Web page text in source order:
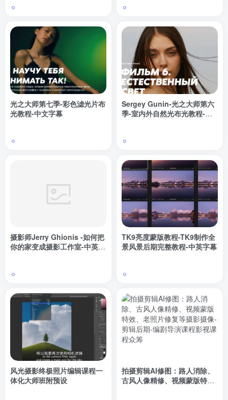
光之大师第七季-彩色滤光片布
光教程-中文字幕
Sergey Gunin-光之大师第六
季-室内外自然光布光教程-中
摄影师Jerry Ghionis -如何把
你的家变成摄影工作室-中英字
TK9亮度蒙版教程-TK9制作全
景风景后期完整教程-中英字幕
风光摄影终极照片编辑课程一
体化大师班附预设
拍摄剪辑AI修图：路人消除、
古风人像精修、视频蒙版特